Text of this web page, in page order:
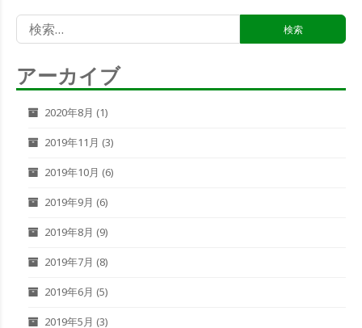
索:
アーカイブ
2020年8月 (1)
2019年11月 (3)
2019年10月 (6)
2019年9月 (6)
2019年8月 (9)
2019年7月 (8)
2019年6月 (5)
2019年5月 (3)